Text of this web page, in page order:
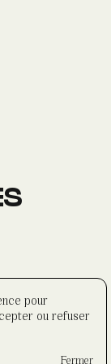
pour
ou refuser
Fermer